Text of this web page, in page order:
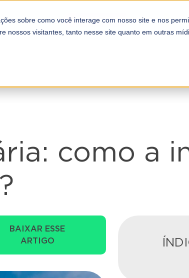
sobre como você interage com nosso site e nos
visitantes, tanto nesse site quanto em outras
PARCEIROS REFORMA TRIBUTÁRIA
como a
BAIXAR ESSE
ARTIGO